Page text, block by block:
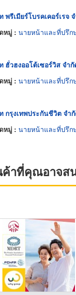
พรีเมียร์โบรคเคอร์เรจ
หมู่ : นายหน้าและที่ปรึก
ฮั่วฮงออโต้เซอร์วิส จำกั
หมู่ : นายหน้าและที่ปรึก
กรุงเทพประกันชีวิต จำ
หมู่ : นายหน้าและที่ปรึก
าที่คุณอาจส